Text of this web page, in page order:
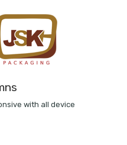
with all device